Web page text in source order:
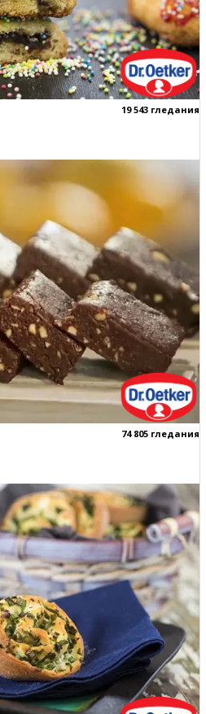
19 543 гледания
74 805 гледания